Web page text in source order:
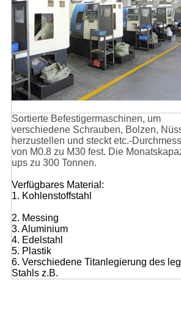
Sortierte Befestigermaschinen, um
verschiedene Schrauben, Bolzen,
herzustellen und steckt etc.-
von M0.8 zu M30 fest. Die
ups zu 300 Tonnen.
Verfügbares Material:
1. Kohlenstoffstahl
2. Messing
3. Aluminium
4. Edelstahl
5. Plastik
6. Verschiedene Titanlegierung des
Stahls z.B.